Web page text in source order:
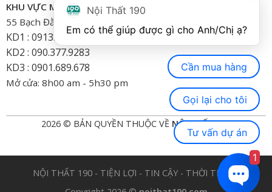
KHU VỰC MIỀN NAM
55 Bạch Đằng, Phường 15, Bình Thạnh-HCM
KD1 : 0913.922.926
KD2 : 090.377.9283
KD3 : 0901.689.678
Mở cửa: 8h00 am - 5h30 pm
2026 © BẢN QUYỀN THUỘC VỀ NỘI THẤT 190
NỘI THẤT 190 - TIỆN LỢI - TIN CẬY - THỜI TRANG
Nội Thất 190
Cần mua hàng
Gọi lại cho tôi
Tư vấn dự án
1